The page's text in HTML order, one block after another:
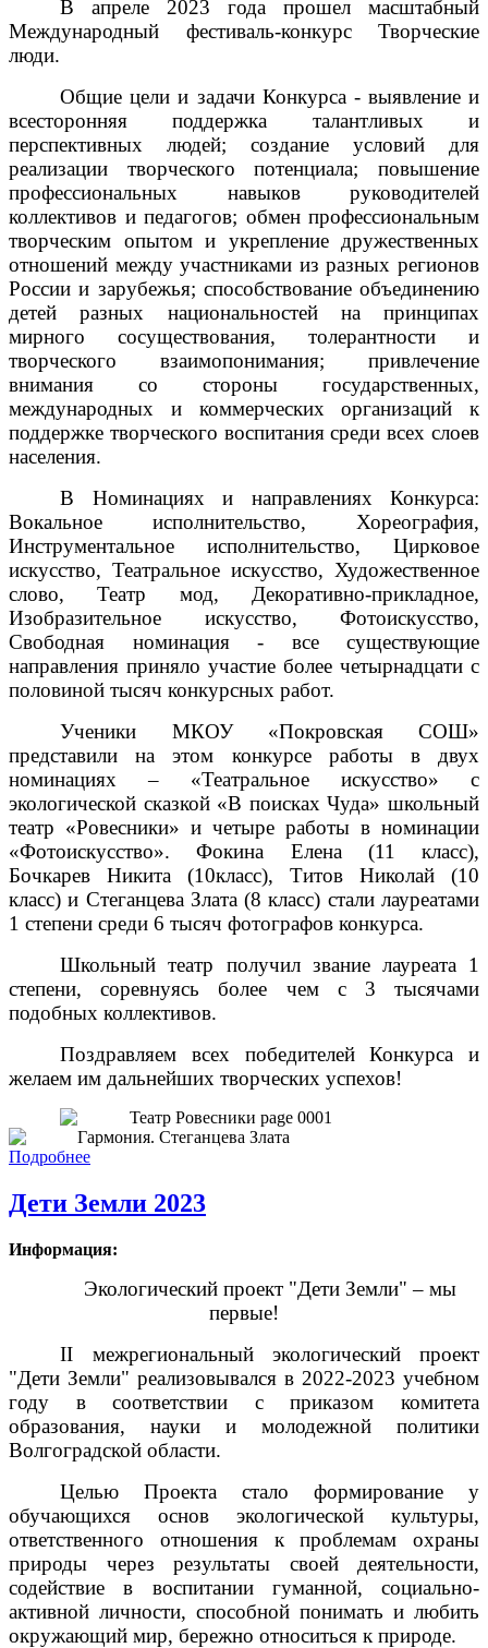
В апреле 2023 года прошел масштабный
Международный фестиваль-конкурс Творческие
люди.
Общие цели и задачи Конкурса - выявление и
всесторонняя поддержка талантливых и
перспективных людей; создание условий для
реализации творческого потенциала; повышение
профессиональных навыков руководителей
коллективов и педагогов; обмен профессиональным
творческим опытом и укрепление дружественных
отношений между участниками из разных регионов
России и зарубежья; способствование объединению
детей разных национальностей на принципах
мирного сосуществования, толерантности и
творческого взаимопонимания; привлечение
внимания со стороны государственных,
международных и коммерческих организаций к
поддержке творческого воспитания среди всех слоев
населения.
В Номинациях и направлениях Конкурса:
Вокальное исполнительство, Хореография,
Инструментальное исполнительство, Цирковое
искусство, Театральное искусство, Художественное
слово, Театр мод, Декоративно-прикладное,
Изобразительное искусство, Фотоискусство,
Свободная номинация - все существующие
направления приняло участие более четырнадцати с
половиной тысяч конкурсных работ.
Ученики МКОУ «Покровская СОШ»
представили на этом конкурсе работы в двух
номинациях – «Театральное искусство» с
экологической сказкой «В поисках Чуда» школьный
театр «Ровесники» и четыре работы в номинации
«Фотоискусство». Фокина Елена (11 класс),
Бочкарев Никита (10класс), Титов Николай (10
класс) и Стеганцева Злата (8 класс) стали лауреатами
1 степени среди 6 тысяч фотографов конкурса.
Школьный театр получил звание лауреата 1
степени, соревнуясь более чем с 3 тысячами
подобных коллективов.
Поздравляем всех победителей Конкурса и
желаем им дальнейших творческих успехов!
Подробнее
Дети Земли 2023
Информация:
Экологический проект "Дети Земли" – мы
первые!
II межрегиональный экологический проект
"Дети Земли" реализовывался в 2022-2023 учебном
году в соответствии с приказом комитета
образования, науки и молодежной политики
Волгоградской области.
Целью Проекта стало формирование у
обучающихся основ экологической культуры,
ответственного отношения к проблемам охраны
природы через результаты своей деятельности,
содействие в воспитании гуманной, социально-
активной личности, способной понимать и любить
окружающий мир, бережно относиться к природе.